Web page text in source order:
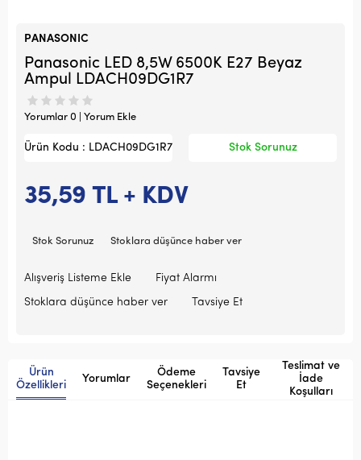
PANASONIC
Panasonic LED 8,5W 6500K E27 Beyaz
Ampul LDACH09DG1R7
Yorumlar 0 | Yorum Ekle
Ürün Kodu : LDACH09DG1R7 Stok Sorunuz
35,59 TL + KDV
Stok Sorunuz Stoklara düşünce haber ver
Alışveriş Listeme Ekle
Fiyat Alarmı
Stoklara düşünce haber ver
Tavsiye Et
Ürün
Özellikleri
Yorumlar
Ödeme
Seçenekleri
Tavsiye
Et
Teslimat ve
İade
Koşulları